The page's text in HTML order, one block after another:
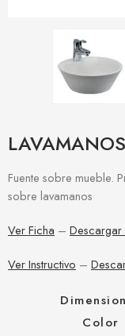
Fuente sobre mueble.
sobre lavamanos
Ver Ficha – Descargar
Ver Instructivo –
Color